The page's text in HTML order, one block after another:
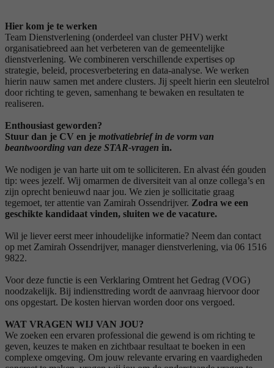
Hier kom je te werken
Team Dienstverlening (onderdeel van cluster PHV) werkt
organisatiebreed aan het verbeteren van de gemeentelijke
dienstverlening. We combineren verschillende expertises op
strategie, beleid, procesverbetering en data-analyse. We werken
hierin nauw samen met andere clusters. Jij speelt hierin een sleutelrol
door richting te geven, samenhang te bewaken en resultaten te
realiseren.
Enthousiast geworden?
Stuur dan je CV en je motivatiebrief in de vorm van
beantwoording van deze STAR-vragen in.
We nodigen je van harte uit om te solliciteren. En alvast één gouden
tip: wees jezelf. Wij omarmen de diversiteit van al onze collega’s en
zijn oprecht benieuwd naar jou. We zien je sollicitatie graag
tegemoet, ter attentie van Zamirah Ossendrijver. Zodra we een
geschikte kandidaat vinden, sluiten we de vacature.
Wil je liever eerst meer inhoudelijke informatie? Neem dan contact
op met Zamirah Ossendrijver, manager dienstverlening, via 06 1516
9822.
Voor deze functie is een Verklaring Omtrent het Gedrag (VOG)
noodzakelijk. Bij indiensttreding wordt de aanvraag hiervoor door
ons opgestart. De kosten hiervan worden door ons vergoed.
WAT VRAGEN WIJ VAN JOU?
We zoeken een ervaren professional die gewend is om richting te
geven, keuzes te maken en zichtbaar resultaat te boeken in een
complexe omgeving. Om jouw relevante ervaring en vaardigheden